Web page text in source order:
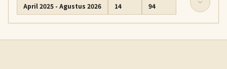
April 2025 - Agustus 2026 14 94